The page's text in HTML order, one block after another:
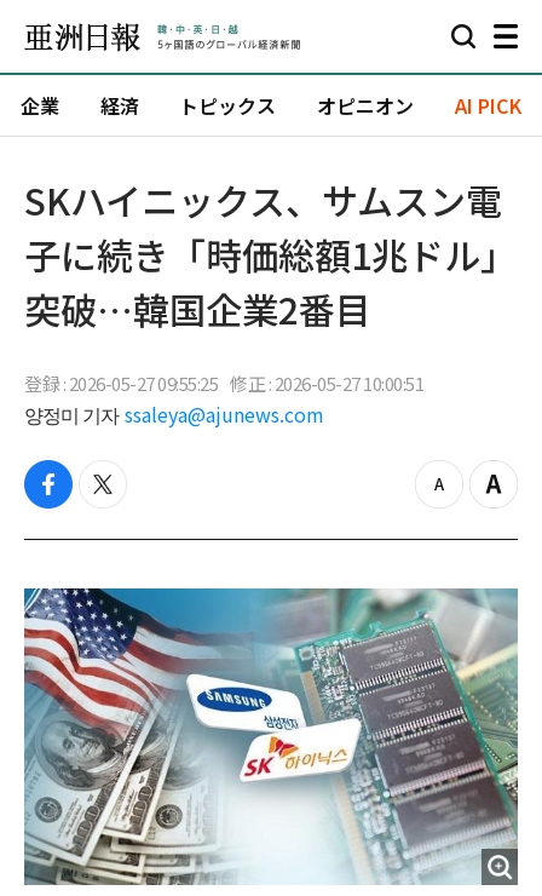
企業 経済 トピックス オピニオン AI PICK
SKハイニックス、サムスン電
子に続き「時価総額1兆ドル」
突破…韓国企業2番目
登録 : 2026-05-27 09:55:25 修正 : 2026-05-27 10:00:51
양정미 기자 ssaleya@ajunews.com
f
c
b
o
o
k
t
i
t
e
r
z
o
o
u
t
Z
o
i
n